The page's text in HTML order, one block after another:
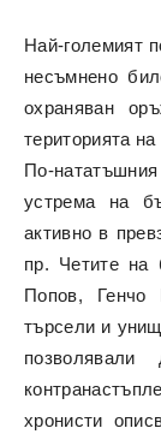
Най-големият
несъмнено
охраняван
територията
По-
устрема на
активно в
пр. Четите на
Попов, Генчо
търсели и
хронисти